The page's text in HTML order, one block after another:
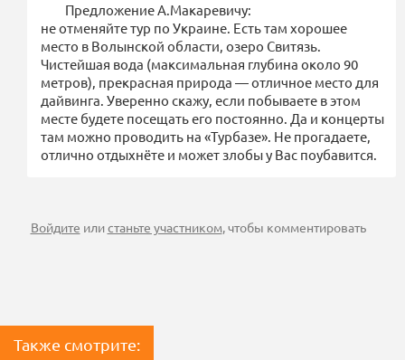
Предложение А.Макаревичу:
не отменяйте тур по Украине. Есть там хорошее
место в Волынской области, озеро Свитязь.
Чистейшая вода (максимальная глубина около 90
метров), прекрасная природа — отличное место для
дайвинга. Уверенно скажу, если побываете в этом
месте будете посещать его постоянно. Да и концерты
там можно проводить на «Турбазе». Не прогадаете,
отлично отдыхнёте и может злобы у Вас поубавится.
Войдите илистаньте участником, чтобы комментировать
Также смотрите: